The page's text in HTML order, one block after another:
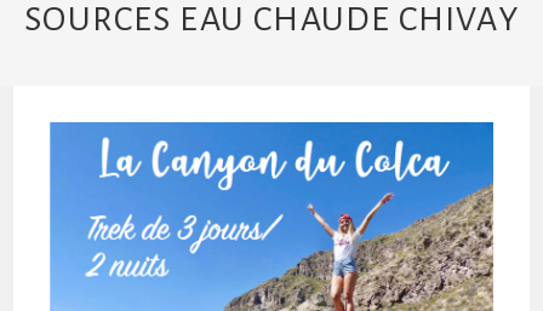
SOURCES EAU CHAUDE CHIVAY